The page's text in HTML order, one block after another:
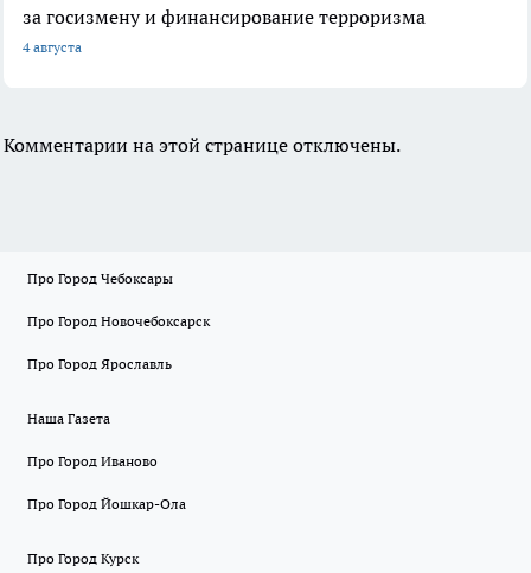
за госизмену и финансирование терроризма
4 августа
Комментарии на этой странице отключены.
Про Город Чебоксары
Про Город Новочебоксарск
Про Город Ярославль
Наша Газета
Про Город Иваново
Про Город Йошкар-Ола
Про Город Курск